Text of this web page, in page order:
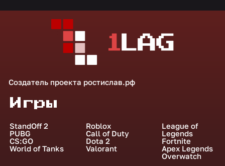
Создатель проекта ростислав.рф
Игры
StandOff 2
PUBG
CS:GO
World of Tanks
Roblox
Call of Duty
Dota 2
Valorant
League of
Legends
Fortnite
Apex Legends
Overwatch